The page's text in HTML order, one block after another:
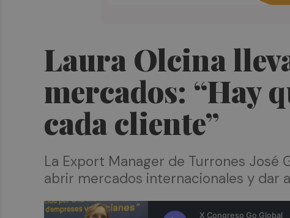
Laura Olcina
mercados: “Hay
cada cliente”
La Export Manager de Turrones José
abrir mercados internacionales y dar